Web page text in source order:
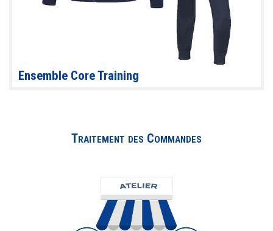
Ensemble Core Training
Traitement des Commandes